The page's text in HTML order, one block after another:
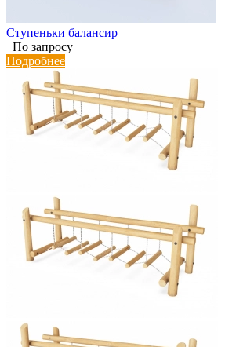
Ступеньки балансир
По запросу
Подробнее